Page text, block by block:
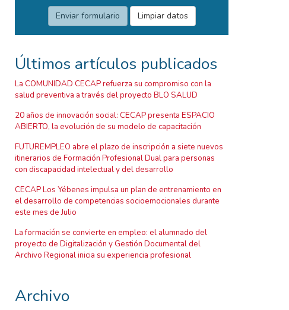
Últimos artículos publicados
La COMUNIDAD CECAP refuerza su compromiso con la
salud preventiva a través del proyecto BLO SALUD
20 años de innovación social: CECAP presenta ESPACIO
ABIERTO, la evolución de su modelo de capacitación
FUTUREMPLEO abre el plazo de inscripción a siete nuevos
itinerarios de Formación Profesional Dual para personas
con discapacidad intelectual y del desarrollo
CECAP Los Yébenes impulsa un plan de entrenamiento en
el desarrollo de competencias socioemocionales durante
este mes de Julio
La formación se convierte en empleo: el alumnado del
proyecto de Digitalización y Gestión Documental del
Archivo Regional inicia su experiencia profesional
Archivo